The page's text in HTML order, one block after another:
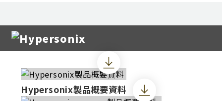
Hypersonix製品概要資料